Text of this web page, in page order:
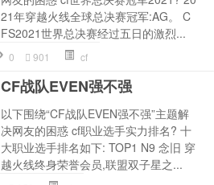
21年穿越火线全球总决赛冠军:AG。 C
FS2021世界总决赛经过五日的激烈...
0 901 cf
CF战队EVEN强不强
以下围绕“CF战队EVEN强不强”主题解
决网友的困惑 cf职业选手实力排名? 十
大职业选手排名如下: TOP1 N9 念旧 穿
越火线终身荣誉会员,联盟双子星之...